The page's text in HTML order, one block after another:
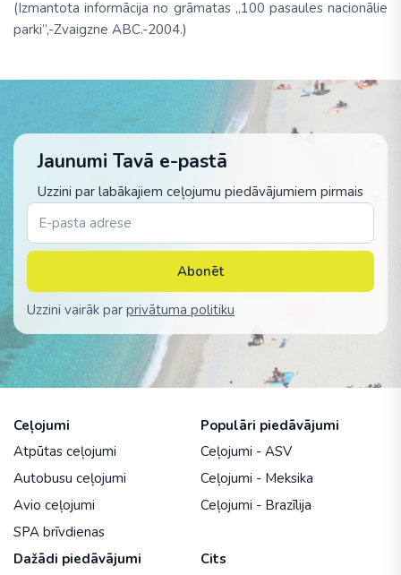
(Izmantota informācija no grāmatas „100 pasaules nacionālie
parki”,-Zvaigzne ABC.-2004.)
Jaunumi Tavā e-pastā
Uzzini par labākajiem ceļojumu piedāvājumiem pirmais
Abonēt
Uzzini vairāk par privātuma politiku
Ceļojumi
Atpūtas ceļojumi
Autobusu ceļojumi
Avio ceļojumi
SPA brīvdienas
Populāri piedāvājumi
Ceļojumi - ASV
Ceļojumi - Meksika
Ceļojumi - Brazīlija
Dažādi piedāvājumi
Cits